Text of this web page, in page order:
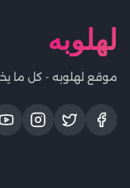
لهلوبه
موقع لهلوبه - كل ما